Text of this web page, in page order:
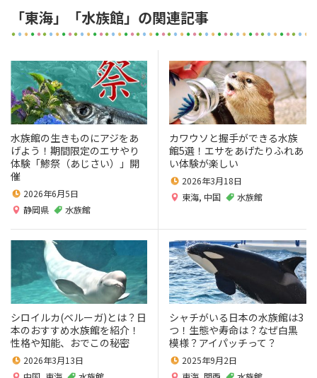
「東海」「水族館」の関連記事
水族館の生きものにアジをあ
げよう！期間限定のエサやり
体験「鯵祭（あじさい）」開
催
2026年6月5日
静岡県
水族館
カワウソと握手ができる水族
館5選！エサをあげたりふれあ
い体験が楽しい
2026年3月18日
東海, 中国 水族館
シロイルカ(ベルーガ)とは？日
本のおすすめ水族館を紹介！
性格や知能、おでこの秘密
2026年3月13日
シャチがいる日本の水族館は3
つ！生態や寿命は？なぜ白黒
模様？アイパッチって？
2025年9月2日